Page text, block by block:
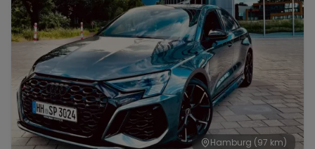
Hamburg (97 km)